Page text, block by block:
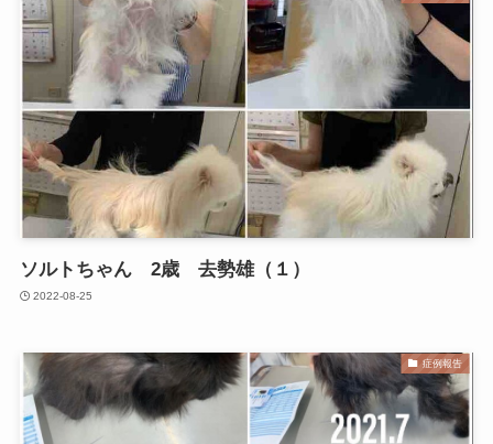
ソルトちゃん 2歳 去勢雄（１）
2022-08-25
症例報告